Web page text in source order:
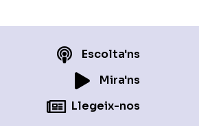
Escolta'ns
Mira'ns
Llegeix-nos